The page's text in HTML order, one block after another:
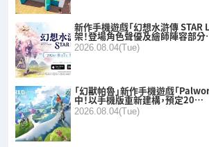
新作手機遊戲「幻想水滸傳 STAR
架！登場角色聲優及繪師陣容部
2026.08.04(Tue)
「幻獸帕魯」新作手機遊戲「
中！以手機版重新建構，預定20…
2026.08.04(Tue)